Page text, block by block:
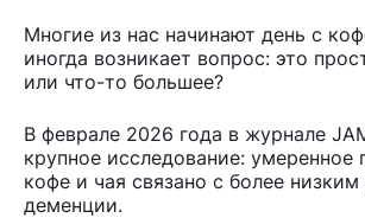
Многие из нас начинают день с
иногда возникает вопрос: это
или что-то большее?
В феврале 2026 года в журнале
крупное исследование: умеренное
кофе и чая связано с более
деменции.